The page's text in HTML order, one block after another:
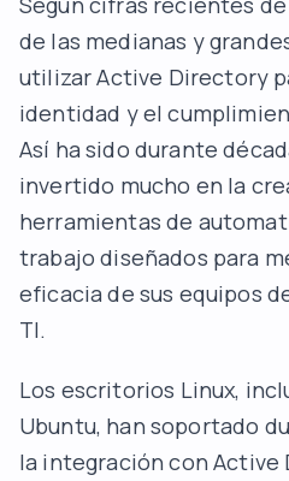
de las medianas y
utilizar Active Directory
identidad y el
Así ha sido durante
invertido mucho en la
herramientas de
trabajo diseñados para
eficacia de sus equipos
TI.
Los escritorios Linux,
Ubuntu, han soportado
la integración con Active